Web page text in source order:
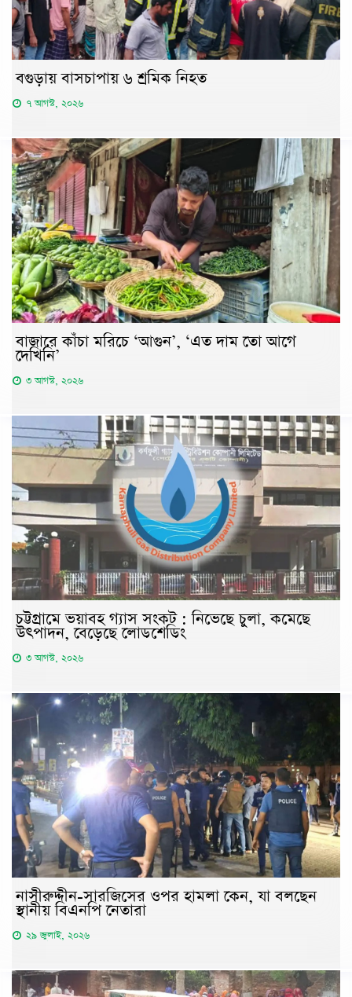
বগুড়ায় বাসচাপায় ৬ শ্রমিক নিহত
৭ আগস্ট, ২০২৬
বাজারে কাঁচা মরিচে ‘আগুন’, ‘এত দাম তো আগে
দেখিনি’
৩ আগস্ট, ২০২৬
চট্টগ্রামে ভয়াবহ গ্যাস সংকট : নিভেছে চুলা, কমেছে
উৎপাদন, বেড়েছে লোডশেডিং
৩ আগস্ট, ২০২৬
নাসীরুদ্দীন-সারজিসের ওপর হামলা কেন, যা বলছেন
স্থানীয় বিএনপি নেতারা
২৯ জুলাই, ২০২৬